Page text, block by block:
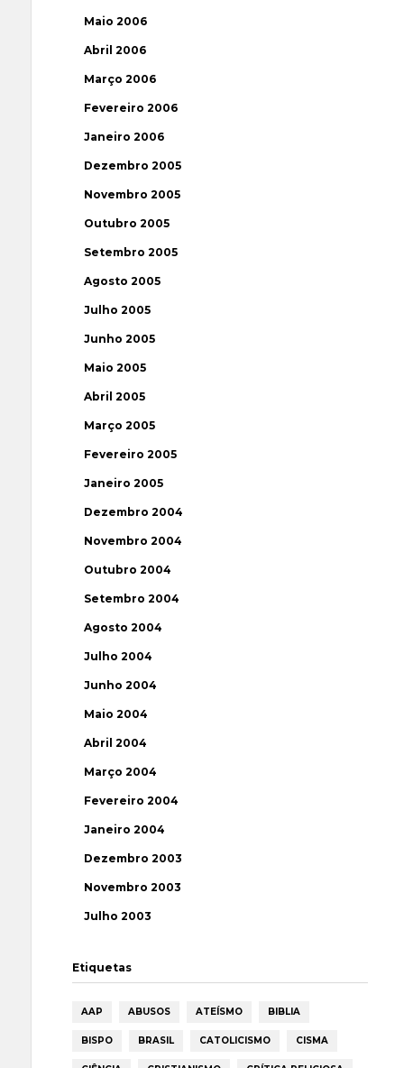
Maio 2006
Abril 2006
Março 2006
Fevereiro 2006
Janeiro 2006
Dezembro 2005
Novembro 2005
Outubro 2005
Setembro 2005
Agosto 2005
Julho 2005
Junho 2005
Maio 2005
Abril 2005
Março 2005
Fevereiro 2005
Janeiro 2005
Dezembro 2004
Novembro 2004
Outubro 2004
Setembro 2004
Agosto 2004
Julho 2004
Junho 2004
Maio 2004
Abril 2004
Março 2004
Fevereiro 2004
Janeiro 2004
Dezembro 2003
Novembro 2003
Julho 2003
Etiquetas
AAP ABUSOS ATEÍSMO BIBLIA
BISPO BRASIL CATOLICISMO CISMA